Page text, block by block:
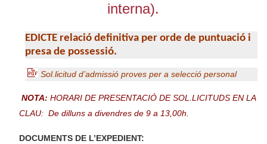
interna).
EDICTE relació definitiva per orde de puntuació i
presa de possessió.
Sol.licitud d’admissió proves per a selecció personal
NOTA: HORARI DE PRESENTACIÓ DE SOL.LICITUDS EN LA
CLAU: De dilluns a divendres de 9 a 13,00h.
DOCUMENTS DE L’EXPEDIENT: